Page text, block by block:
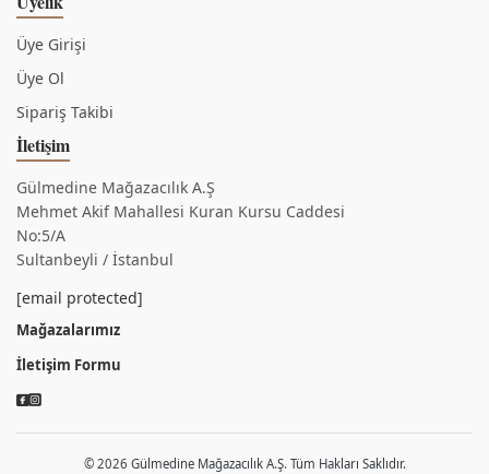
Üye Girişi
Üye Ol
Sipariş Takibi
İletişim
Gülmedine Mağazacılık A.Ş
Mehmet Akif Mahallesi Kuran Kursu Caddesi
No:5/A
Sultanbeyli / İstanbul
[email protected]
Mağazalarımız
İletişim Formu
© 2026 Gülmedine Mağazacılık A.Ş. Tüm Hakları Saklıdır.